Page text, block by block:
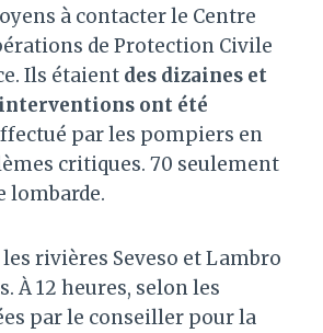
à contacter le Centre
de Protection Civile
Ils étaient des dizaines et
ont été
par les pompiers en
critiques. 70 seulement
lombarde.
rivières Seveso et Lambro
À 12 heures, selon les
par le conseiller pour la